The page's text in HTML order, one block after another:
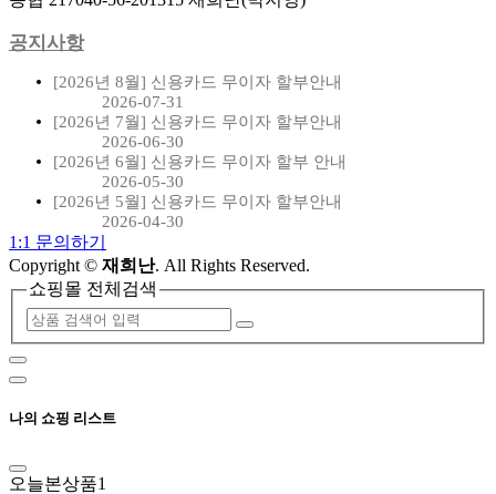
공지사항
[2026년 8월] 신용카드 무이자 할부안내
2026-07-31
[2026년 7월] 신용카드 무이자 할부안내
2026-06-30
[2026년 6월] 신용카드 무이자 할부 안내
2026-05-30
[2026년 5월] 신용카드 무이자 할부안내
2026-04-30
1:1 문의하기
Copyright © 재희난. All Rights Reserved.
쇼핑몰 전체검색
나의 쇼핑 리스트
오늘본상품1